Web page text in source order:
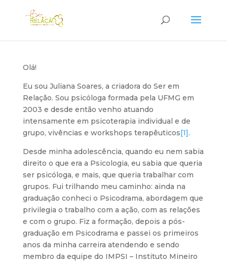
Olá!
Eu sou Juliana Soares, a criadora do Ser em
Relação. Sou psicóloga formada pela UFMG em
2003 e desde então venho atuando
intensamente em psicoterapia individual e de
grupo, vivências e workshops terapêuticos [1] .
Desde minha adolescência, quando eu nem sabia
direito o que era a Psicologia, eu sabia que queria
ser psicóloga, e mais, que queria trabalhar com
grupos. Fui trilhando meu caminho: ainda na
graduação conheci o Psicodrama, abordagem que
privilegia o trabalho com a ação, com as relações
e com o grupo. Fiz a formação, depois a pós-
graduação em Psicodrama e passei os primeiros
anos da minha carreira atendendo e sendo
membro da equipe do IMPSI – Instituto Mineiro